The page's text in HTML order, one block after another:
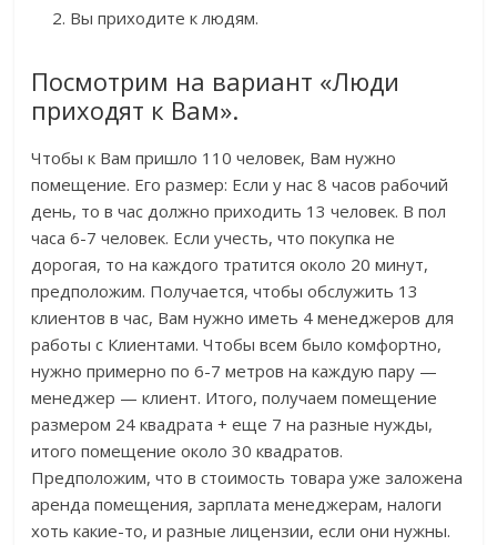
Вы приходите к людям.
Посмотрим на вариант «Люди
приходят к Вам».
Чтобы к Вам пришло 110 человек, Вам нужно
помещение. Его размер: Если у нас 8 часов рабочий
день, то в час должно приходить 13 человек. В пол
часа 6-7 человек. Если учесть, что покупка не
дорогая, то на каждого тратится около 20 минут,
предположим. Получается, чтобы обслужить 13
клиентов в час, Вам нужно иметь 4 менеджеров для
работы с Клиентами. Чтобы всем было комфортно,
нужно примерно по 6-7 метров на каждую пару —
менеджер — клиент. Итого, получаем помещение
размером 24 квадрата + еще 7 на разные нужды,
итого помещение около 30 квадратов.
Предположим, что в стоимость товара уже заложена
аренда помещения, зарплата менеджерам, налоги
хоть какие-то, и разные лицензии, если они нужны.